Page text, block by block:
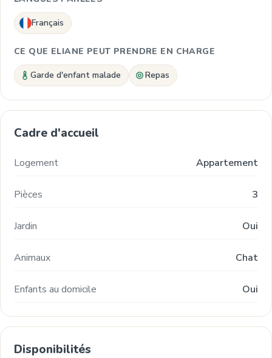
Français
CE QUE ELIANE PEUT PRENDRE EN CHARGE
Garde d'enfant malade Repas
Cadre d'accueil
Logement Appartement
Pièces 3
Jardin Oui
Animaux Chat
Enfants au domicile Oui
Disponibilités